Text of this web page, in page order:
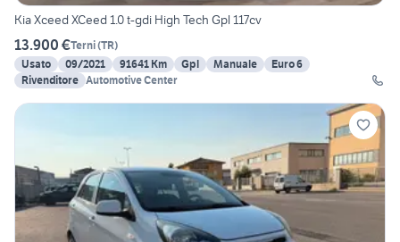
Kia Xceed XCeed 1.0 t-gdi High Tech Gpl 117cv
13.900 €Terni(TR)
Usato
09/2021 91641 Km Gpl Manuale
Euro 6
Rivenditore Automotive Center